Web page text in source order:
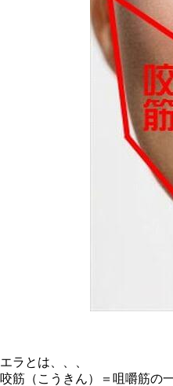
エラとは、、、
咬筋（こうきん）＝咀嚼筋の